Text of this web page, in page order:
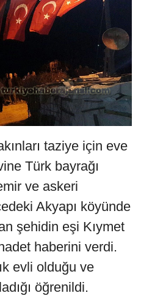
taziye için eve
Türk bayrağı
ve askeri
Akyapı köyünde
şehidin eşi Kıymet
haberini verdi.
evli olduğu ve
öğrenildi.